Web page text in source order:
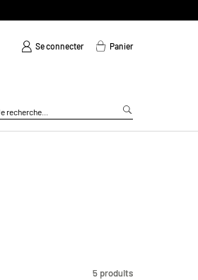
Se connecter Panier
5 produits
5 produits